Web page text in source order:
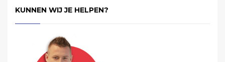
KUNNEN WIJ JE HELPEN?